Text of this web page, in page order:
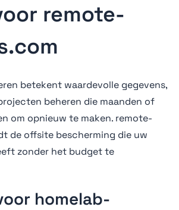
remote-
betekent waardevolle gegevens,
beheren die maanden of
om opnieuw te maken. remote-
de offsite bescherming die uw
zonder het budget te
homelab-